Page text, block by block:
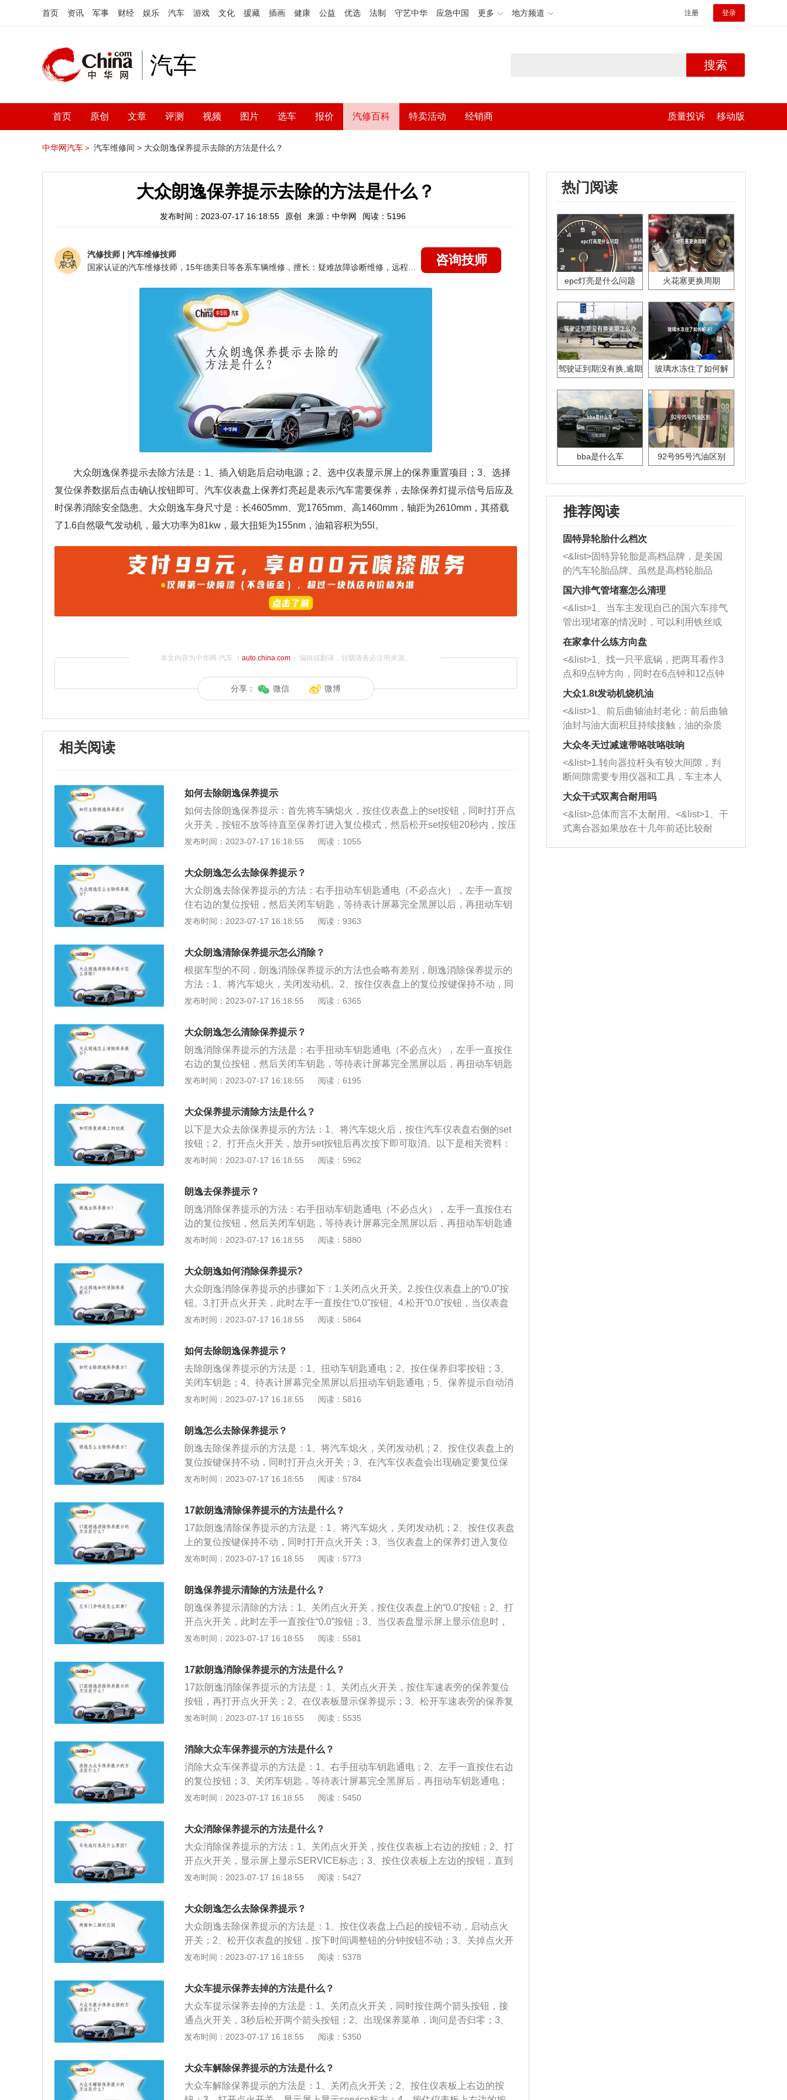
首页 资讯 军事 财经 娱乐 汽车 游戏 文化 援藏 插画 健康 公益 优选 法制 守艺中华 应急中国 更多 地方频道 注册 登录
汽车 搜索
首页 原创 文章 评测 视频 图片 选车 报价 汽修百科 特卖活动 经销商 质量投诉 移动版
中华网汽车＞ 汽车维修间 > 大众朗逸保养提示去除的方法是什么？
大众朗逸保养提示去除的方法是什么？
发布时间：2023-07-17 16:18:55 原创 来源：中华网 阅读：5196
汽修技师 | 汽车维修技师
咨询技师
大众朗逸保养提示去除方法是：1、插入钥匙后启动电源；2、选中仪表显示屏上的保养重置项目；3、选择
复位保养数据后点击确认按钮即可。汽车仪表盘上保养灯亮起是表示汽车需要保养，去除保养灯提示信号后应及
时保养消除安全隐患。大众朗逸车身尺寸是：长4605mm、宽1765mm、高1460mm，轴距为2610mm，其搭载
了1.6自然吸气发动机，最大功率为81kw，最大扭矩为155nm，油箱容积为55l。
本文内容为中华网·汽车（ auto.china.com）编辑或翻译，转载请务必注明来源。
分享： 微信 微博
相关阅读
如何去除朗逸保养提示
如何去除朗逸保养提示：首先将车辆熄火，按住仪表盘上的set按钮，同时打开点
火开关，按钮不放等待直至保养灯进入复位模式，然后松开set按钮20秒内，按压
一次左键“菜单按钮”确认复位，保养灯消除完成。朗逸保养灯消除另一种方法：1.
按住“0.0”按钮。4.当仪表盘显示屏上显示下列某条信息，松开“0.0”按钮即可。5.
再次按压“0.0”按钮确认。6.检查保养灯是否已经归零，如果没有则必须从头开
始。以下是关于保养灯的相关介绍：1、保养灯是能够提示车主及时对车辆进行
保养的设备。2、车主对车辆进行保养后，可以将保养灯进行复位清除，以便于
系统进入下一周期保养时间或里程的重新计算。
发布时间：2023-07-17 16:18:55 阅读：1055
大众朗逸怎么去除保养提示？
大众朗逸去除保养提示的方法：右手扭动车钥匙通电（不必点火），左手一直按
住右边的复位按钮，然后关闭车钥匙，等待表计屏幕完全黑屏以后，再扭动车钥
匙通电，直到保养提示自动消失时才松开左手即可，这时再关闭车钥匙重新打
就应该尽快去4s店做保养，保养结束后，4s店会通过故障诊断仪来为车辆进行保
养灯归零。大众朗逸是上海大众第一款自主研发的A级车，在延续了A级车市“动
感时尚”的设计基础上，还体现了“融合”。
发布时间：2023-07-17 16:18:55 阅读：9363
大众朗逸清除保养提示怎么消除？
根据车型的不同，朗逸消除保养提示的方法也会略有差别，朗逸消除保养提示的
方法：1、将汽车熄火，关闭发动机。2、按住仪表盘上的复位按键保持不动，同
时打开点火开关。3、当仪表盘上的保养灯进入复位模式后松开复位按键。4、松
去做保养，保养结束后4s店会通过故障诊断仪来为车辆进行保养灯归零。
发布时间：2023-07-17 16:18:55 阅读：6365
大众朗逸怎么清除保养提示？
朗逸消除保养提示的方法是：右手扭动车钥匙通电（不必点火），左手一直按住
右边的复位按钮，然后关闭车钥匙，等待表计屏幕完全黑屏以后，再扭动车钥匙
通电，直到保养提示自动消失时才松开左手。以下是关于保养提示的相关介绍：
盘上就会亮起保养灯，提醒车主及时为汽车进行保养。2、常见的保养灯样式包
含黄颜色的机油壶标志、黄颜色的小扳手标志以及直接显示“请速更换机油”。
发布时间：2023-07-17 16:18:55 阅读：6195
大众保养提示清除方法是什么？
以下是大众去除保养提示的方法：1、将汽车熄火后，按住汽车仪表盘右侧的set
按钮；2、打开点火开关，放开set按钮后再次按下即可取消。以下是相关资料：
1.以2021款大众朗逸舒适版为例，属于一款紧凑型4门5座三厢车，车身尺寸是：
适版搭载了1.4t涡轮增压发动机，最大功率是110kw，最大扭矩是250nm，与其
匹配的是7挡双离合变速箱。
发布时间：2023-07-17 16:18:55 阅读：5962
朗逸去保养提示？
朗逸消除保养提示的方法：右手扭动车钥匙通电（不必点火），左手一直按住右
边的复位按钮，然后关闭车钥匙，等待表计屏幕完全黑屏以后，再扭动车钥匙通
电，直到保养提示自动消失时才松开左手，至此问题得到解决。关键要求：1.一
3.在第二次通电后等到保养提示消失时，才能松开按住复位按钮的左手。复位按
钮：表计右下角那个长按钮，它是里程数显示方式切换按钮，也是阶段性里程数
复位清零按钮。不同车型，可能按钮形态与位置有所不同，自己摸索尝试即可。
发布时间：2023-07-17 16:18:55 阅读：5880
大众朗逸如何消除保养提示?
大众朗逸消除保养提示的步骤如下：1.关闭点火开关。2.按住仪表盘上的“0.0”按
钮。3.打开点火开关，此时左手一直按住“0.0”按钮。4.松开“0.0”按钮，当仪表盘
显示屏上显示“确定要复位保养服务的数据”后，再次按压“0.0”按钮确认，即可去
凑型车。该车长宽高分别是4670mm、1806mm、1474mm，轴距是2688mm，前
悬挂采用的是麦弗逊式独立悬挂，后悬挂采用的是扭力梁式非独立悬挂。
发布时间：2023-07-17 16:18:55 阅读：5864
如何去除朗逸保养提示？
去除朗逸保养提示的方法是：1、扭动车钥匙通电；2、按住保养归零按钮；3、
关闭车钥匙；4、待表计屏幕完全黑屏以后扭动车钥匙通电；5、保养提示自动消
失时再松开即可。大众朗逸是一款紧凑型4门5座三厢车，其车身尺寸是：长4670
发动机和7挡双离合变速箱，最大功率是110千瓦，最大扭矩是250牛米，其驱动
方式是前置前驱，前悬架使用了麦弗逊式独立悬架，后悬架使用了扭力梁式非独
立悬架。
发布时间：2023-07-17 16:18:55 阅读：5816
朗逸怎么去除保养提示？
朗逸去除保养提示的方法是：1、将汽车熄火，关闭发动机；2、按住仪表盘上的
复位按键保持不动，同时打开点火开关；3、在汽车仪表盘会出现确定要复位保
养服务的数据或确定要复位车况检查服务的数据；4、按压复位按键即可。以202
88mm。2021款朗逸搭载了1.4t涡轮增压发动机，最大马力是150ps，最大扭矩是
250nm，最大功率是110kw，与其匹配的是7挡双离合变速箱。
发布时间：2023-07-17 16:18:55 阅读：5784
17款朗逸清除保养提示的方法是什么？
17款朗逸清除保养提示的方法是：1、将汽车熄火，关闭发动机；2、按住仪表盘
上的复位按键保持不动，同时打开点火开关；3、当仪表盘上的保养灯进入复位
模式后松开复位按键；4、松开复位按键在按一次菜单按键，即可消除。17款朗
是：长4605mm、宽1765mm、高1460mm，轴距为2610mm，油箱容积为55l。
发布时间：2023-07-17 16:18:55 阅读：5773
朗逸保养提示清除的方法是什么？
朗逸保养提示清除的方法：1、关闭点火开关，按住仪表盘上的“0.0”按钮；2、打
开点火开关，此时左手一直按住“0.0”按钮；3、当仪表盘显示屏上显示信息时，
松开“0.0”按钮，选择复位保养数据；4、再次按压“0.0”按钮确认即可。朗逸是上
作方式，并具有MP3播放能力。在车身尺寸方面，朗逸的长宽高分别为4605m
m、1765mm、1460mm，轴距为2610mm。
发布时间：2023-07-17 16:18:55 阅读：5581
17款朗逸消除保养提示的方法是什么？
17款朗逸消除保养提示的方法是：1、关闭点火开关，按住车速表旁的保养复位
按钮，再打开点火开关；2、在仪表板显示保养提示；3、松开车速表旁的保养复
位按钮，在按一下转速表侧的信息按钮，保养提示灯成功复位。17款朗逸车身尺
150mm，车身重量为1210kg，油箱容积为55l，行李箱容积为478l。
发布时间：2023-07-17 16:18:55 阅读：5535
消除大众车保养提示的方法是什么？
消除大众车保养提示的方法是：1、右手扭动车钥匙通电；2、左手一直按住右边
的复位按钮；3、关闭车钥匙，等待表计屏幕完全黑屏后，再扭动车钥匙通电；
4、直到保养提示自动消失时才松开左手即可。大众旗下车型有：大众朗逸、大
寸是：长4670mm、宽1806mm、高1474mm，轴距为2688mm。2021款大众朗
逸搭载1.4t涡轮增压发动机，最大马力是150ps，最大功率是110kw，最大扭矩是
250nm。
发布时间：2023-07-17 16:18:55 阅读：5450
大众消除保养提示的方法是什么？
大众消除保养提示的方法：1、关闭点火开关，按住仪表板上右边的按钮；2、打
开点火开关，显示屏上显示SERVICE标志；3、按住仪表板上左边的按钮，直到
显示下一次维护里程后再松开即可。大众是一家总部位于德国沃尔夫斯堡的汽车
轴距为2731毫米。速腾的驱动方式为前置前驱，前悬挂类型为麦弗逊式独立悬
挂，后悬挂类型为多连杆式独立悬挂，车体结构为承载式车身。
发布时间：2023-07-17 16:18:55 阅读：5427
大众朗逸怎么去除保养提示？
大众朗逸去除保养提示的方法是：1、按住仪表盘上凸起的按钮不动，启动点火
开关；2、松开仪表盘的按钮，按下时间调整钮的分钟按钮不动；3、关掉点火开
关，松开分钟按钮；4、重新启动点火开关即可。以大众朗逸2021款为例，其车
轮增压发动机，最大功率是110kw，最大扭矩是250nm，与其匹配的是7挡双离
合变速箱。
发布时间：2023-07-17 16:18:55 阅读：5378
大众车提示保养去掉的方法是什么？
大众车提示保养去掉的方法是：1、关闭点火开关，同时按住两个箭头按钮，接
通点火开关，3秒后松开两个箭头按钮；2、出现保养菜单，询问是否归零；3、
按住set按钮3秒以上；4、按mode按钮；5、关闭点火开关即可。保养的作用是：
劣化过程，延长使用周期。保养的项目有：1、更换机油、机油滤清器、汽油滤
清器、空气滤清器；2、检查制动器及离合器液面位置；4、检查转向助力油罐的
液面；4、检查油管接口是否有渗油现象；5、检查电瓶液面及玻璃清洗剂液面；
发布时间：2023-07-17 16:18:55 阅读：5350
大众车解除保养提示的方法是什么？
大众车解除保养提示的方法是：1、关闭点火开关；2、按住仪表板上右边的按
热门阅读
epc灯亮是什么问题 火花塞更换周期
驾驶证到期没有换,逾期
玻璃水冻住了如何解
bba是什么车 92号95号汽油区别
推荐阅读
固特异轮胎什么档次
<&list>固特异轮胎是高档品牌，是美国
的汽车轮胎品牌。虽然是高档轮胎品
牌，但是中高低端的轮胎都有生产，这
也是为了更好的开拓市场。
国六排气管堵塞怎么清理
<&list>1、当车主发现自己的国六车排气
管出现堵塞的情况时，可以利用铁丝或
者是细棍，直接将杂物给取出来，如果
堵塞情况比较严重，也可以采取应急措
施。 <&list>2、直接利用木棍将所有的
杂物推到排气管里面的位置处，然后将
三元催化器拆解开，就可以将堵塞的东
西取出来。但如果是因为积碳过多引起
的堵塞，就需要将三元催化器泡在草酸
洗剂对堵塞的情况得到解决，将清洗剂
放在燃油箱中，与燃油混合后，车辆启
动时，就可以和汽油一起进入到燃烧
室，最后形成废气排出，就可以让三元
催化器得到清洗，排气管堵塞的情况就
能够得到解决。
在家拿什么练方向盘
<&list>1、找一只平底锅，把两耳看作3
点和9点钟方向，同时在6点钟和12点钟
方向做一个标记。 <&list>2、双手握住
一圈半的练习，往右同样也要打相同的
圈数。 <&list>3、最后强调要反复练
习，这样就可以形成肌肉记忆，在真实
驾驶车辆时，不需要记忆也能打好方
向。
大众1.8t发动机烧机油
<&list>1、前后曲轴油封老化：前后曲轴
油封与油大面积且持续接触，油的杂质
和发动机内持续温度变化使其密封效果
逐渐减弱，导致渗油或漏油。<&list>2、
活塞间隙过大：积碳会使活塞环与缸体
的间隙扩大，导致机油流入燃烧室中，
造成烧机油。<&list>3、机油粘度。使用
机油粘度过小的话，同样会有烧机油现
象，机油粘度过小具有很好的流动性，
大众冬天过减速带咯吱咯吱响
<&list>1.转向器拉杆头有较大间隙，判
断间隙需要专用仪器和工具，车主本人
无法制作，需要将车辆送到修理厂或4s
店；<&list>2.车辆半轴套管防尘罩破
裂，破裂后会出现漏油现象，使半轴磨
损严重，磨损的半轴容易损坏，产生异
响；<&list>3.稳定器的转向胶套和球头
大众干式双离合耐用吗
<&list>总体而言不太耐用。<&list>1、干
式离合器如果放在十几年前还比较耐